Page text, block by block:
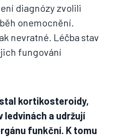
diagnózy zvolili
onemocnění.
nevratné. Léčba stav
fungování
kortikosteroidy,
a udržují
funkční. K tomu